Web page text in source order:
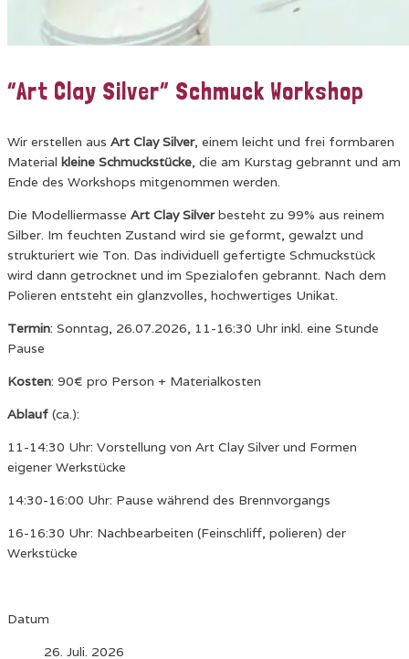
“Art Clay Silver” Schmuck Workshop
Wir erstellen aus Art Clay Silver, einem leicht und frei formbaren
Material kleine Schmuckstücke, die am Kurstag gebrannt und am
Ende des Workshops mitgenommen werden.
Die Modelliermasse Art Clay Silverbesteht zu 99% aus reinem
Silber. Im feuchten Zustand wird sie geformt, gewalzt und
strukturiert wie Ton. Das individuell gefertigte Schmuckstück
wird dann getrocknet und im Spezialofen gebrannt. Nach dem
Polieren entsteht ein glanzvolles, hochwertiges Unikat.
Termin: Sonntag, 26.07.2026, 11-16:30 Uhr inkl. eine Stunde
Pause
Kosten: 90€ pro Person + Materialkosten
Ablauf (ca.):
11-14:30 Uhr: Vorstellung von Art Clay Silver und Formen
eigener Werkstücke
14:30-16:00 Uhr: Pause während des Brennvorgangs
16-16:30 Uhr: Nachbearbeiten (Feinschliff, polieren) der
Werkstücke
Datum
26. Juli. 2026